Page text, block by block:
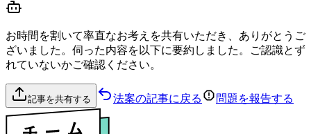
お時間を割いて率直なお考えを共有いただき、ありがとうご
ざいました。伺った内容を以下に要約しました。ご認識とず
れていないかご確認ください。
記事を共有する 法案の記事に戻る 問題を報告する